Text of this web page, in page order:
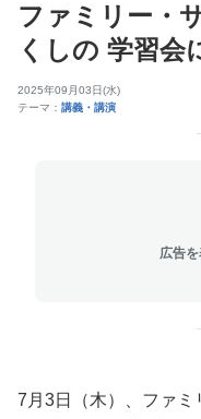
ファミリー・
くしの 学習会
2025年09月03日(水)
テーマ： 講義・講演
広告
7月3日（木）、ファミ